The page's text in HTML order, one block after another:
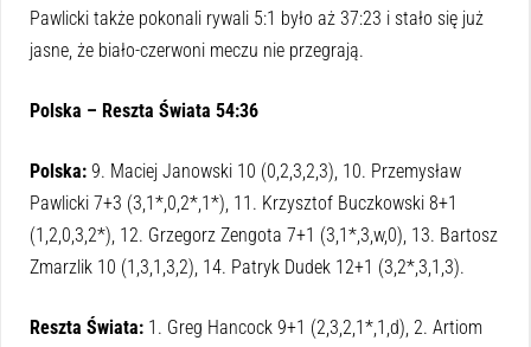
Pawlicki także pokonali rywali 5:1 było aż 37:23 i stało się już
jasne, że biało-czerwoni meczu nie przegrają.
Polska – Reszta Świata 54:36
Polska: 9. Maciej Janowski 10 (0,2,3,2,3), 10. Przemysław
Pawlicki 7+3 (3,1*,0,2*,1*), 11. Krzysztof Buczkowski 8+1
(1,2,0,3,2*), 12. Grzegorz Zengota 7+1 (3,1*,3,w,0), 13. Bartosz
Zmarzlik 10 (1,3,1,3,2), 14. Patryk Dudek 12+1 (3,2*,3,1,3).
Reszta Świata: 1. Greg Hancock 9+1 (2,3,2,1*,1,d), 2. Artiom